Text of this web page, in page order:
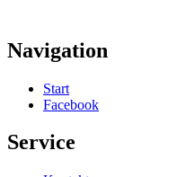
Navigation
Start
Facebook
Service